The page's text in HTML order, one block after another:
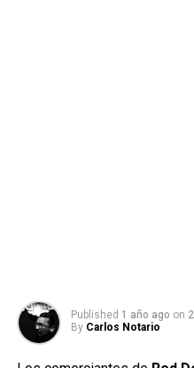
Published 1 año ago on
By Carlos Notario